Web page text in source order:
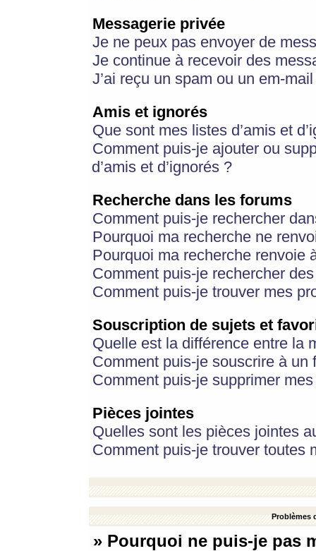
Messagerie privée
Je ne peux pas envoyer de
Je continue à recevoir des
J’ai reçu un spam ou un em-
Amis et ignorés
Que sont mes listes d’amis et
Comment puis-je ajouter ou
d’amis et d’ignorés ?
Recherche dans les forums
Comment puis-je rechercher
Pourquoi ma recherche ne
Pourquoi ma recherche renvoie
Comment puis-je rechercher
Comment puis-je trouver mes
Souscription de sujets et
Quelle est la différence entre la
Comment puis-je souscrire à
Comment puis-je supprimer
Pièces jointes
Quelles sont les pièces jointes
Comment puis-je trouver toutes
Problèmes
» Pourquoi ne puis-je pas